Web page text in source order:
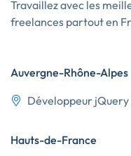
Travaillez avec les
freelances partout en
Auvergne-Rhône-Alpes
Développeur jQuery
Hauts-de-France